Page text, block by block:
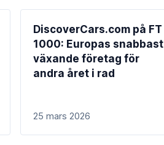
DiscoverCars.com på FT
1000: Europas snabbast
växande företag för
andra året i rad
25 mars 2026